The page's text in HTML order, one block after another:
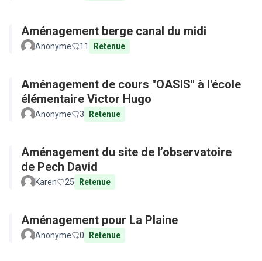
Aménagement berge canal du midi
Anonyme 11 Retenue
Aménagement de cours "OASIS" à l'école
élémentaire Victor Hugo
Anonyme 3 Retenue
Aménagement du site de l’observatoire
de Pech David
Karen 25 Retenue
Aménagement pour La Plaine
Anonyme 0 Retenue